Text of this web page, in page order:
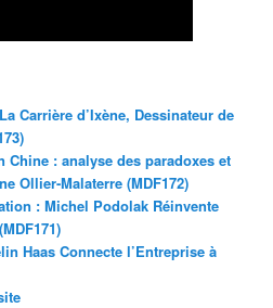
Carrière d’Ixène, Dessinateur de
: analyse des paradoxes et
Ollier-Malaterre (MDF172)
: Michel Podolak Réinvente
Haas Connecte l’Entreprise à